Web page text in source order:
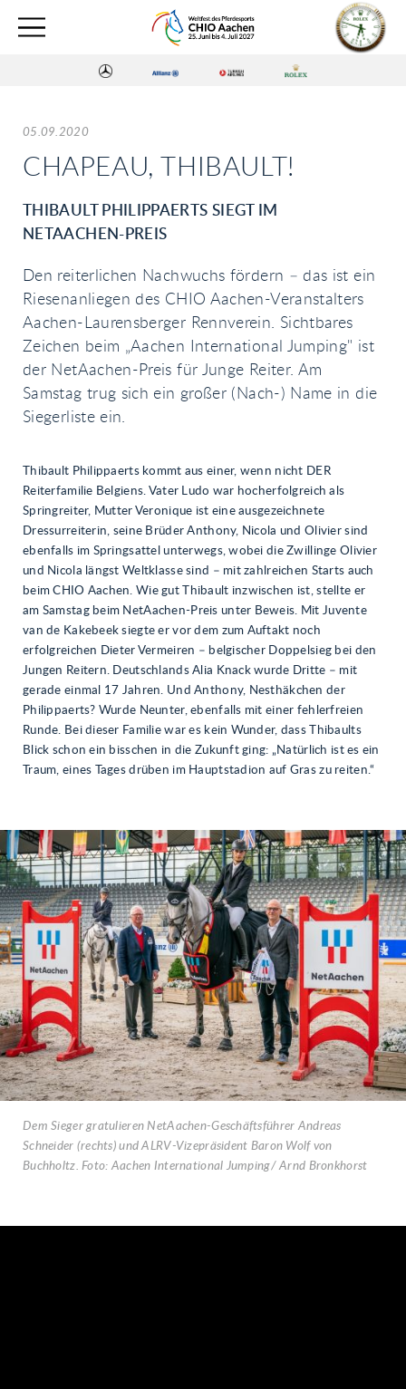
05.09.2020
CHAPEAU, THIBAULT!
THIBAULT PHILIPPAERTS SIEGT IM
NETAACHEN-PREIS
Den reiterlichen Nachwuchs fördern – das ist ein
Riesenanliegen des CHIO Aachen-Veranstalters
Aachen-Laurensberger Rennverein. Sichtbares
Zeichen beim „Aachen International Jumping" ist
der NetAachen-Preis für Junge Reiter. Am
Samstag trug sich ein großer (Nach-) Name in die
Siegerliste ein.
Thibault Philippaerts kommt aus einer, wenn nicht DER
Reiterfamilie Belgiens. Vater Ludo war hocherfolgreich als
Springreiter, Mutter Veronique ist eine ausgezeichnete
Dressurreiterin, seine Brüder Anthony, Nicola und Olivier sind
ebenfalls im Springsattel unterwegs, wobei die Zwillinge Olivier
und Nicola längst Weltklasse sind – mit zahlreichen Starts auch
beim CHIO Aachen. Wie gut Thibault inzwischen ist, stellte er
am Samstag beim NetAachen-Preis unter Beweis. Mit Juvente
van de Kakebeek siegte er vor dem zum Auftakt noch
erfolgreichen Dieter Vermeiren – belgischer Doppelsieg bei den
Jungen Reitern. Deutschlands Alia Knack wurde Dritte – mit
gerade einmal 17 Jahren. Und Anthony, Nesthäkchen der
Philippaerts? Wurde Neunter, ebenfalls mit einer fehlerfreien
Runde. Bei dieser Familie war es kein Wunder, dass Thibaults
Blick schon ein bisschen in die Zukunft ging: „Natürlich ist es ein
Traum, eines Tages drüben im Hauptstadion auf Gras zu reiten.“
Dem Sieger gratulieren NetAachen-Geschäftsführer Andreas
Schneider (rechts) und ALRV-Vizepräsident Baron Wolf von
Buchholtz. Foto: Aachen International Jumping/ Arnd Bronkhorst